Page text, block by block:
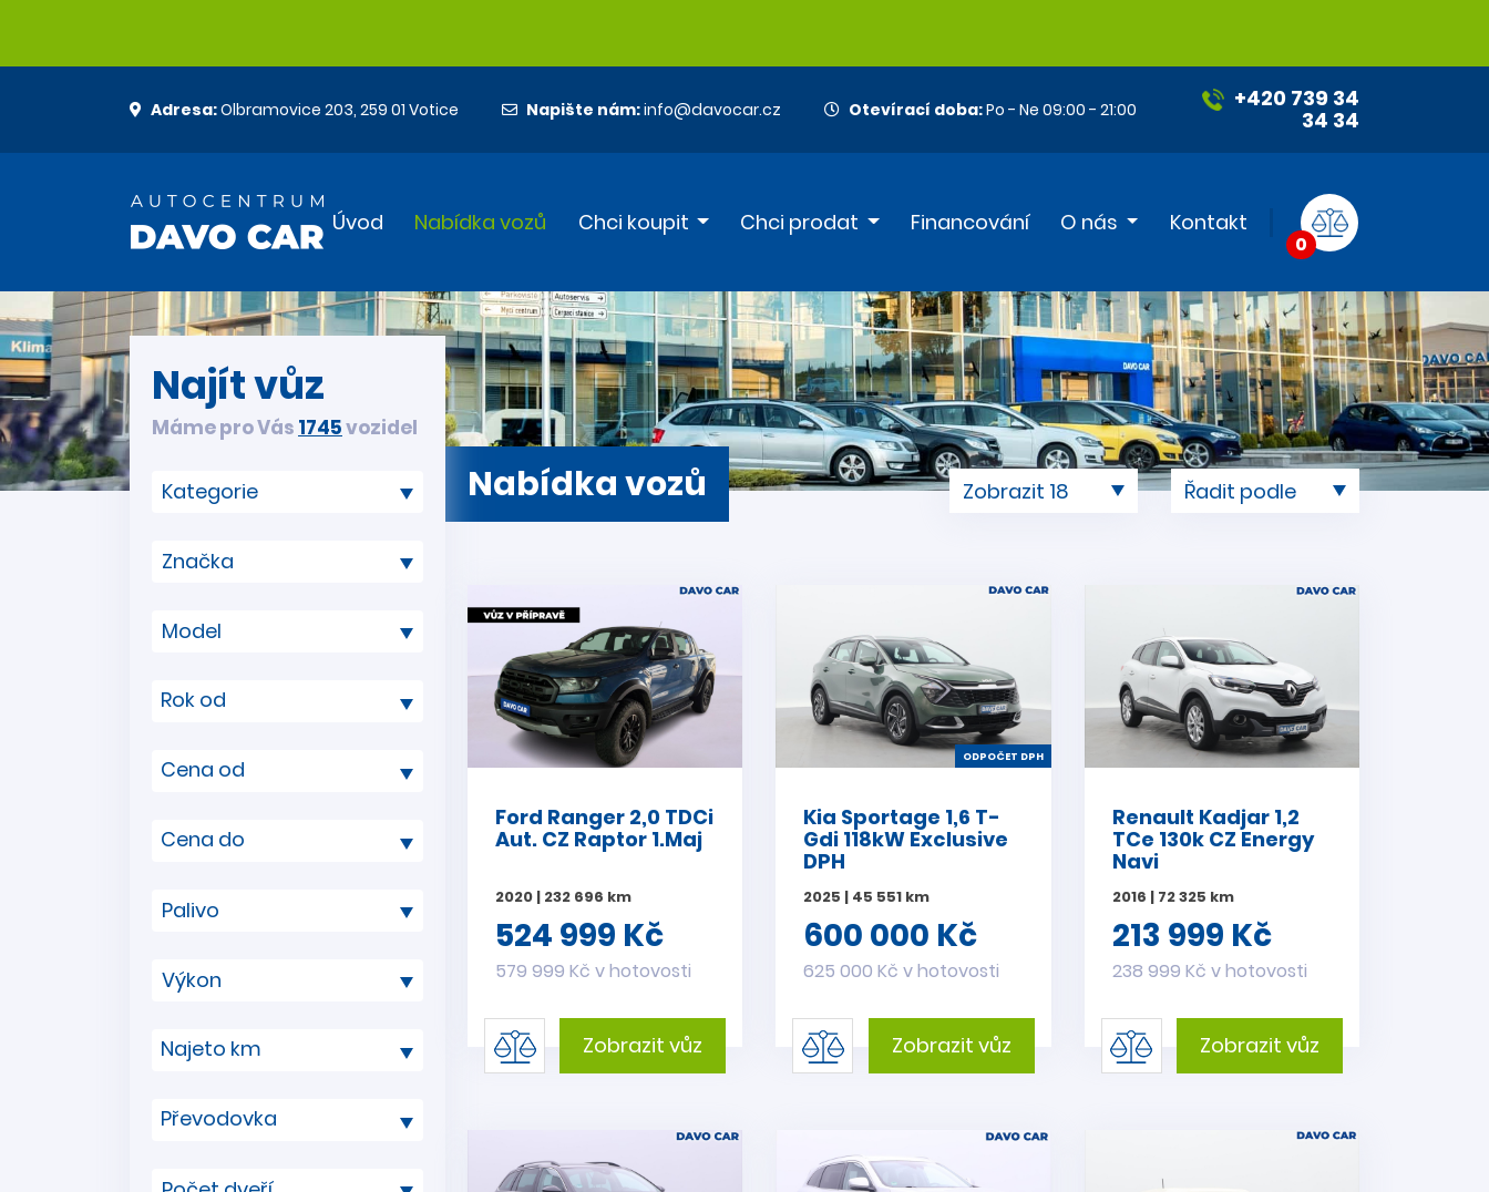
Adresa:Olbramovice 203, 259 01 Votice Napište nám:info@davocar.cz Otevírací doba:Po - Ne 09:00 - 21:00 +420 739 34
34 34
Úvod Nabídka vozů Chci koupit Chci prodat Financování O nás Kontakt
0
Nabídka vozů
Najít vůz
Máme pro Vás 1745vozidel
Rok od
Cena od
Cena do
Najeto km
Převodovka
Ford Ranger 2,0 TDCi
Aut. CZ Raptor 1.Maj
2020 | 232 696 km
524 999 Kč
579 999 Kč v hotovosti
Zobrazit vůz
ODPOČET DPH
Kia Sportage 1,6 T-
Gdi 118kW Exclusive
DPH
2025 | 45 551 km
600 000 Kč
625 000 Kč v hotovosti
Zobrazit vůz
Renault Kadjar 1,2
TCe 130k CZ Energy
Navi
2016 | 72 325 km
213 999 Kč
238 999 Kč v hotovosti
Zobrazit vůz